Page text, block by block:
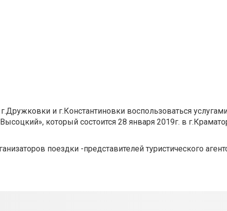
и г.Константиновки воспользоваться
который состоится 28 января 2019г. в
поездки -представителей туристического